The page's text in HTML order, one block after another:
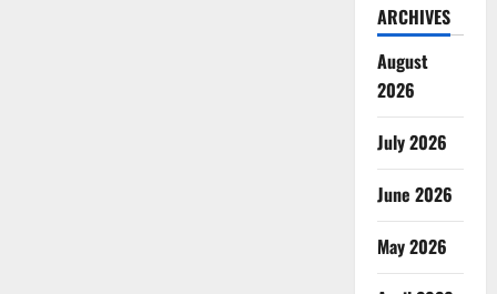
ARCHIVES
August
2026
July 2026
June 2026
May 2026